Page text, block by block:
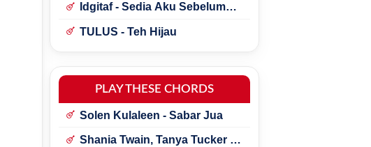
Idgitaf - Sedia Aku Sebelum
TULUS - Teh Hijau
PLAY THESE CHORDS
Solen Kulaleen - Sabar Jua
Shania Twain, Tanya Tucker -